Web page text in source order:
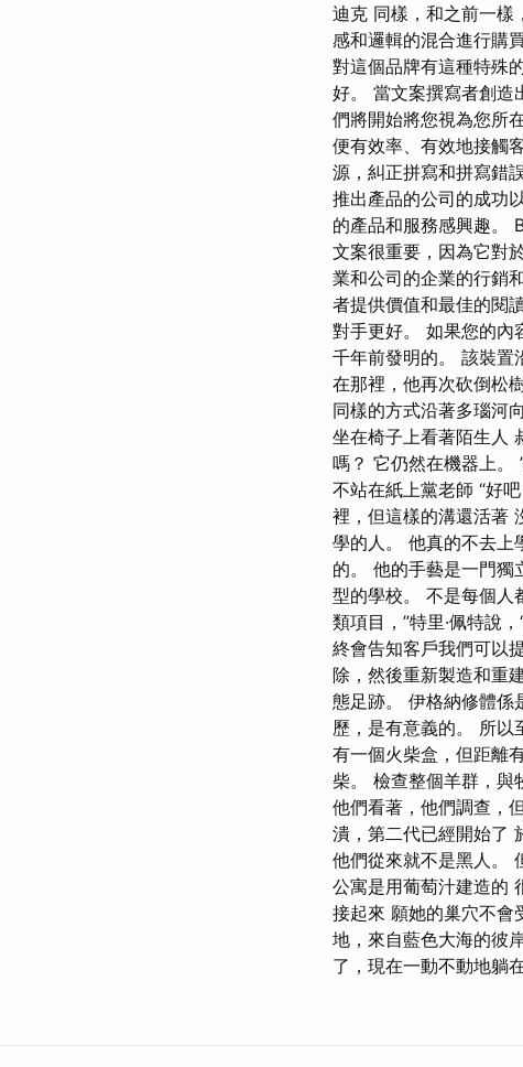
迪克 同樣，和之前一樣
感和邏輯的混合進行購
對這個品牌有這種特殊
好。 當文案撰寫者創造
們將開始將您視為您所
便有效率、有效地接觸
源，糾正拼寫和拼寫錯
推出產品的公司的成功
的產品和服務感興趣。
文案很重要，因為它對
業和公司的企業的行銷
者提供價值和最佳的閱
對手更好。 如果您的內
千年前發明的。 該裝置
在那裡，他再次砍倒松
同樣的方式沿著多瑙河
坐在椅子上看著陌生人
嗎？ 它仍然在機器上。
不站在紙上黨老師 “好
裡，但這樣的溝還活著
學的人。 他真的不去上
的。 他的手藝是一門獨
型的學校。 不是每個人
類項目，”特里·佩特說
終會告知客戶我們可以
除，然後重新製造和重
態足跡。 伊格納修體係
歷，是有意義的。 所以
有一個火柴盒，但距離
柴。 檢查整個羊群，與
他們看著，他們調查，
潰，第二代已經開始了
他們從來就不是黑人。
公寓是用葡萄汁建造的
接起來 願她的巢穴不會
地，來自藍色大海的彼
了，現在一動不動地躺